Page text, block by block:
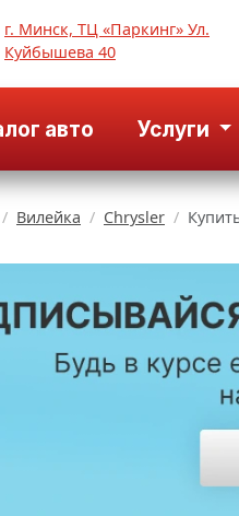
г. Минск, ТЦ «Паркинг» Ул.
Куйбышева 40
авто Услуги
Вилейка Chrysler